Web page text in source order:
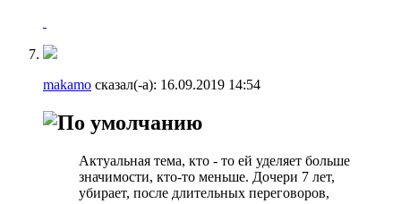
makamo сказал(-а): 16.09.2019 14:54
Актуальная тема, кто - то ей уделяет больше
значимости, кто-то меньше. Дочери 7 лет,
убирает, после длительных переговоров,